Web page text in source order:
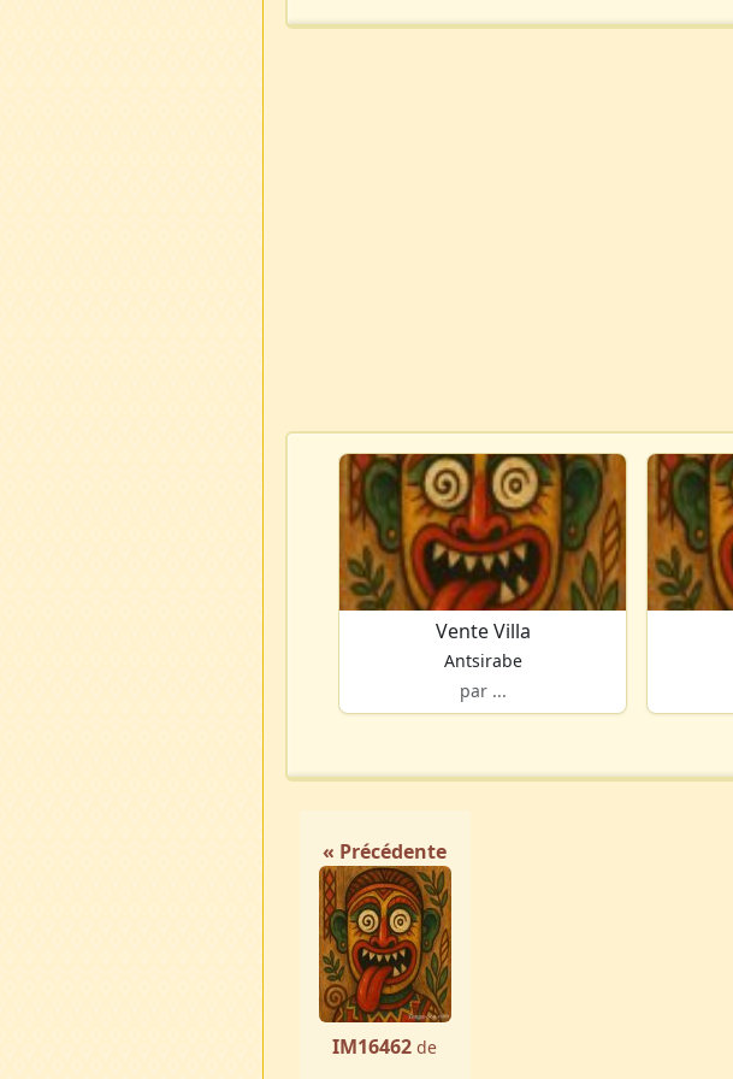
Vente Villa
Antsirabe
par ...
« Précédente
IM16462 de